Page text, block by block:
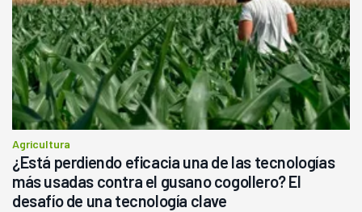
Agricultura
¿Está perdiendo eficacia una de las tecnologías
más usadas contra el gusano cogollero? El
desafío de una tecnología clave